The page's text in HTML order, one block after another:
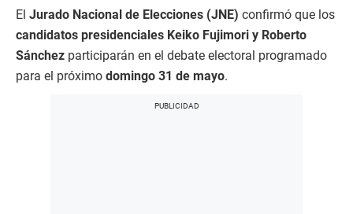
El Jurado Nacional de Elecciones (JNE) confirmó que los
candidatos presidenciales Keiko Fujimori y Roberto
Sánchez participarán en el debate electoral programado
para el próximo domingo 31 de mayo.